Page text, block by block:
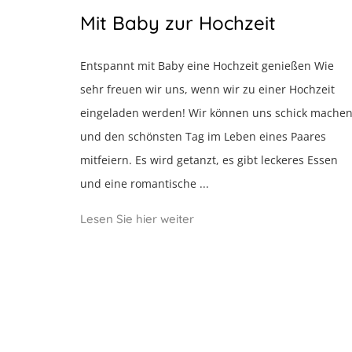
Mit Baby zur Hochzeit
Entspannt mit Baby eine Hochzeit genießen Wie
sehr freuen wir uns, wenn wir zu einer Hochzeit
eingeladen werden! Wir können uns schick machen
und den schönsten Tag im Leben eines Paares
mitfeiern. Es wird getanzt, es gibt leckeres Essen
und eine romantische ...
Lesen Sie hier weiter